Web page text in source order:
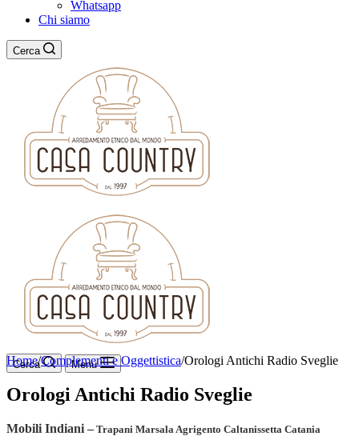
Whatsapp
Chi siamo
Cerca
Cerca Menu
Home/Complementi e Oggettistica/Orologi Antichi Radio Sveglie
Orologi Antichi Radio Sveglie
Mobili Indiani – Trapani Marsala Agrigento Caltanissetta Catania